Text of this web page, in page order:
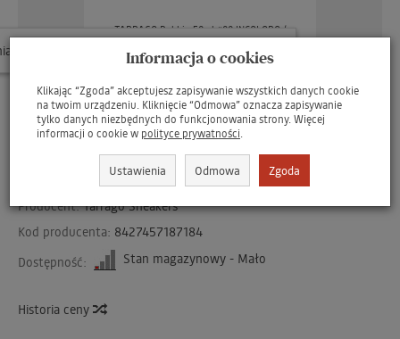
TARRAGO Dubbin 50ml #00 INCOLORO /
BEZBARWNY tłuszcz do skór - GRATIS
TNS010180150A
Producent: Tarrago Sneakers
Kod producenta: 8427457187184
Dostępność:
Stan magazynowy - Mało
Historia ceny
W ostatnich 7 dniach produktem interesuje się
Informacja o cookies
Klikając “Zgoda” akceptujesz zapisywanie wszystkich danych cookie
na twoim urządzeniu. Kliknięcie “Odmowa” oznacza zapisywanie
tylko danych niezbędnych do funkcjonowania strony. Więcej
informacji o cookie w polityce prywatności.
Ustawienia Odmowa Zgoda